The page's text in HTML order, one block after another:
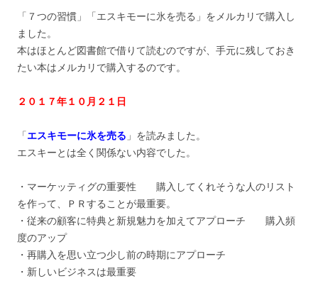
「７つの習慣」「エスキモーに氷を売る」をメルカリで購入し
ました。
本はほとんど図書館で借りて読むのですが、手元に残しておき
たい本はメルカリで購入するのです。
２０１７年１０月２１日
「エスキモーに氷を売る 」を読みました。
エスキーとは全く関係ない内容でした。
・マーケッティグの重要性 購入してくれそうな人のリスト
を作って、ＰＲすることが最重要。
・従来の顧客に特典と新規魅力を加えてアプローチ 購入頻
度のアップ
・再購入を思い立つ少し前の時期にアプローチ
・新しいビジネスは最重要